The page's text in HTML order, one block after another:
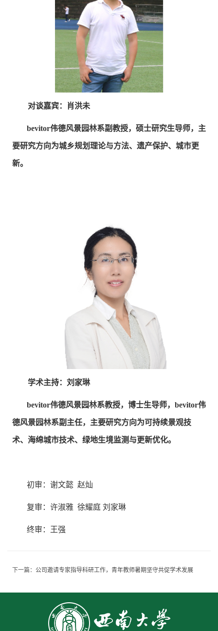
对谈嘉宾： 肖洪未
bevitor伟德风景园林系副教授，硕士研究生导师，主
要研究方向为城乡规划理论与方法、遗产保护、城市更
新。
学术主持： 刘家琳
bevitor伟德风景园林系教授，博士生导师，bevitor伟
德风景园林系副主任，主要研究方向为可持续景观技
术、海绵城市技术、绿地生境监测与更新优化。
初审：谢文懿 赵灿
复审：许淑雅 徐耀庭 刘家琳
终审：王强
下一篇： 公司邀请专家指导科研工作，青年教师暑期坚守共促学术发展